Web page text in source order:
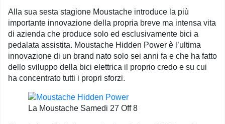
POLICY
Alla sua sesta stagione Moustache introduce la più
importante innovazione della propria breve ma intensa vita
di azienda che produce solo ed esclusivamente bici a
pedalata assistita. Moustache Hidden Power è l’ultima
innovazione di un brand nato solo sei anni fa e che ha fatto
dello sviluppo della bici elettrica il proprio credo e su cui
ha concentrato tutti i propri sforzi.
La Moustache Samedi 27 Off 8